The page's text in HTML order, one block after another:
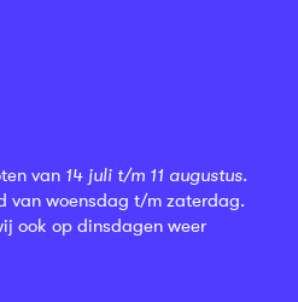
van 14 juli t/m 11 augustus.
van woensdag t/m zaterdag.
ook op dinsdagen weer